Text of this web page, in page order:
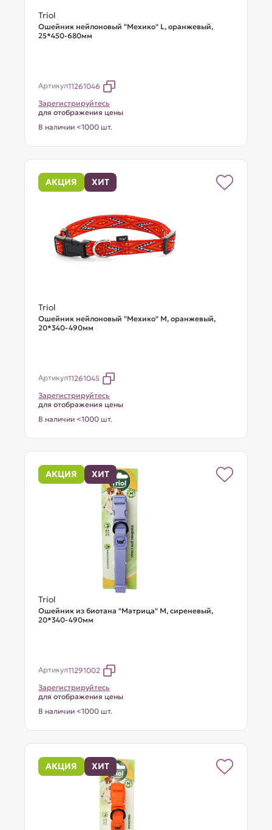
Triol
Ошейник нейлоновый "Мехико" L, оранжевый,
25*450-680мм
Артикул11261046
Зарегистрируйтесь
для отображения цены
В наличии <1000 шт.
АКЦИЯ ХИТ
Triol
Ошейник нейлоновый "Мехико" M, оранжевый,
20*340-490мм
Артикул11261045
Зарегистрируйтесь
для отображения цены
В наличии <1000 шт.
АКЦИЯ ХИТ
Triol
Ошейник из биотана "Матрица" M, сиреневый,
20*340-490мм
Артикул11291002
Зарегистрируйтесь
для отображения цены
В наличии <1000 шт.
АКЦИЯ ХИТ